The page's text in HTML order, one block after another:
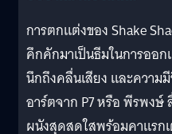
การตกแต่งของ Shake
คึกคักมาเป็นธีมในการออ
นึกถึงคลื่นเสียง และความ
อาร์ตจาก P7 หรือ พีรพงษ์
ผนังสุดสดใสพร้อมคาแรก